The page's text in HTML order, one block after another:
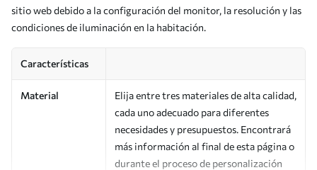
sitio web debido a la configuración del monitor, la resolución y las
condiciones de iluminación en la habitación.
Características
Material
Elija entre tres materiales de alta calidad,
cada uno adecuado para diferentes
necesidades y presupuestos. Encontrará
más información al final de esta página o
durante el proceso de personalización